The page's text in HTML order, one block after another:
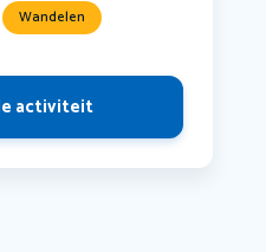
Wandelen
activiteit